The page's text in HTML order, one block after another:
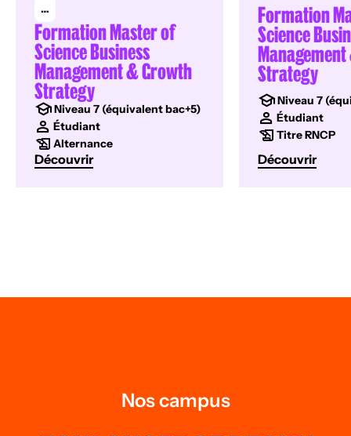
…
Formation Master of
Science Business
Management & Growth
Strategy
Niveau 7 (équivalent bac+5)
Étudiant
Alternance
Découvrir
Formation
Science
Strategy
Niveau 7
Étudiant
Titre RNCP
Découvrir
Nos campus